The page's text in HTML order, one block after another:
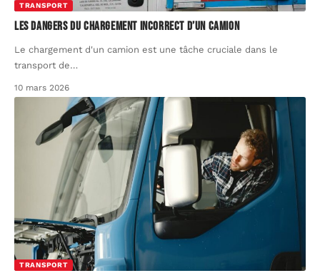
TRANSPORT
Les dangers du chargement incorrect d’un camion
Le chargement d'un camion est une tâche cruciale dans le
transport de…
10 mars 2026
TRANSPORT